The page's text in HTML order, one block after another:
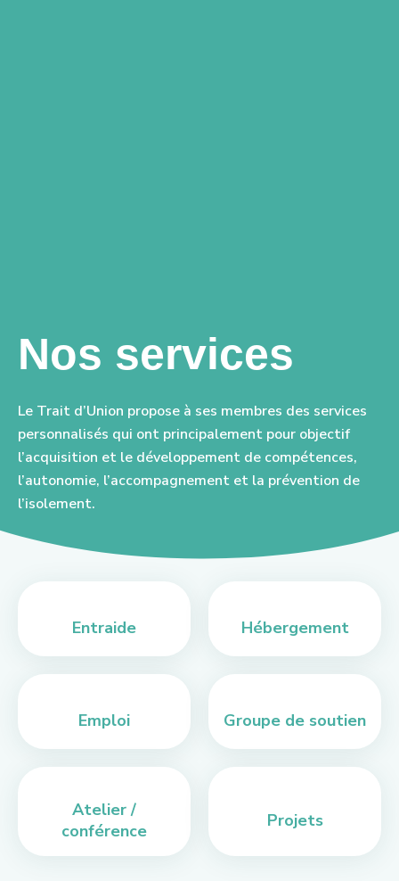
Nos services
Le Trait d’Union propose à ses membres des services
personnalisés qui ont principalement pour objectif
l’acquisition et le développement de compétences,
l’autonomie, l’accompagnement et la prévention de
l’isolement.
Entraide Hébergement
Emploi Groupe de soutien
Atelier /
conférence
Projets